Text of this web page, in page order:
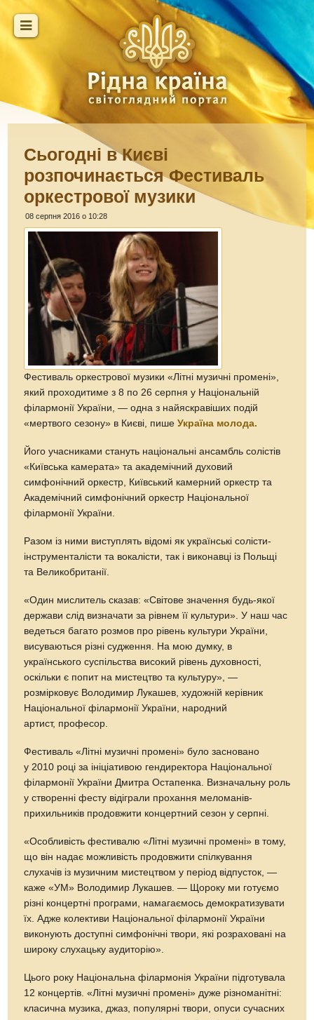
Сьогодні в Києві
розпочинається Фестиваль
оркестрової музики
08 серпня 2016 о 10:28
Фестиваль оркестрової музики «Літні музичні промені»,
який проходитиме з 8 по 26 серпня у Національній
філармонії України, — одна з найяскравіших подій
«мертвого сезону» в Києві, пишеУкраїна молода.
Його учасниками стануть національні ансамбль солістів
«Київська камерата» та академічний духовий
симфонічний оркестр, Київський камерний оркестр та
Академічний симфонічний оркестр Національної
філармонії України.
Разом із ними виступлять відомі як українські солісти-
інструменталісти та вокалісти, так і виконавці із Польщі
та Великобританії.
«Один мислитель сказав: «Світове значення будь-якої
держави слід визначати за рівнем її культури». У наш час
ведеться багато розмов про рівень культури України,
висуваються різні судження. На мою думку, в
українського суспільства високий рівень духовності,
оскільки є попит на мистецтво та культуру», —
розмірковує Володимир Лукашев, художній керівник
Національної філармонії України, народний
артист, професор.
Фестиваль «Літні музичні промені» було засновано
у 2010 році за ініціативою гендиректора Національної
філармонії України Дмитра Остапенка. Визначальну роль
у створенні фесту відіграли прохання меломанів-
прихильників продовжити концертний сезон у серпні.
«Особливість фестивалю «Літні музичні промені» в тому,
що він надає можливість продовжити спілкування
слухачів із музичним мистецтвом у період відпусток, —
каже «УМ» Володимир Лукашев. — Щороку ми готуємо
різні концертні програми, намагаємось демократизувати
їх. Адже колективи Національної філармонії України
виконують доступні симфонічні твори, які розраховані на
широку слухацьку аудиторію».
Цього року Національна філармонія України підготувала
12 концертів. «Літні музичні промені» дуже різноманітні:
класична музика, джаз, популярні твори, опуси сучасних